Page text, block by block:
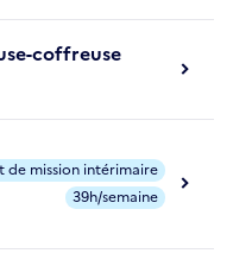
coffreuse
de mission intérimaire
39h/semaine